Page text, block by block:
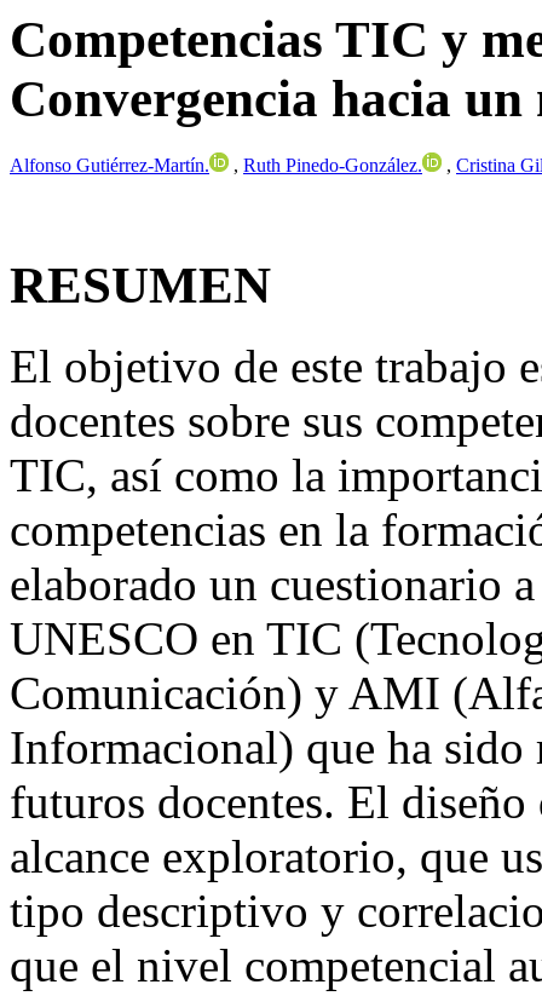
Competencias TIC y
Convergencia hacia
Alfonso Gutiérrez-Martín. , Ruth Pinedo-González. , Cristina
RESUMEN
El objetivo de este trabajo
docentes sobre sus
TIC, así como la
competencias en la
elaborado un cuestionario
UNESCO en TIC
Comunicación) y AMI
Informacional) que ha sido
futuros docentes. El
alcance exploratorio, que
tipo descriptivo y
que el nivel competencial